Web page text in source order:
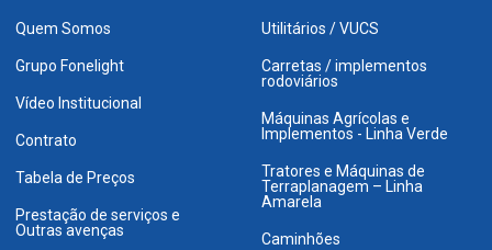
Quem Somos
Grupo Fonelight
Vídeo Institucional
Contrato
Tabela de Preços
Prestação de serviços e
Outras avenças
Utilitários / VUCS
Carretas / implementos
rodoviários
Máquinas Agrícolas e
Implementos - Linha Verde
Tratores e Máquinas de
Terraplanagem – Linha
Amarela
Caminhões